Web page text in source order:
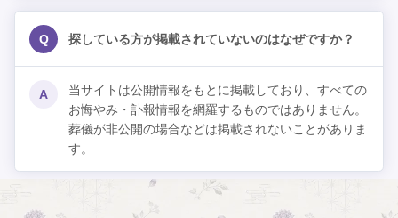
Q 探している方が掲載されていないのはなぜですか？
A
当サイトは公開情報をもとに掲載しており、すべての
お悔やみ・訃報情報を網羅するものではありません。
葬儀が非公開の場合などは掲載されないことがありま
す。